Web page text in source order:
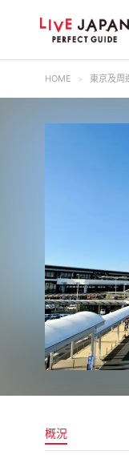
HOME 東京及周
概況